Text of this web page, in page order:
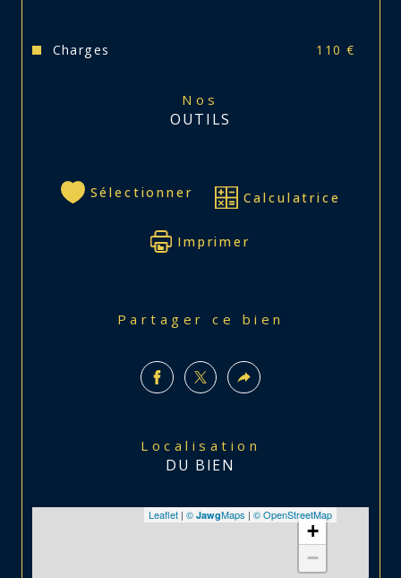
Charges 110 €
Nos
OUTILS
Sélectionner Calculatrice
Imprimer
Partager ce bien
Localisation
DU BIEN
+
−
Leaflet | © JawgMaps | © OpenStreetMap